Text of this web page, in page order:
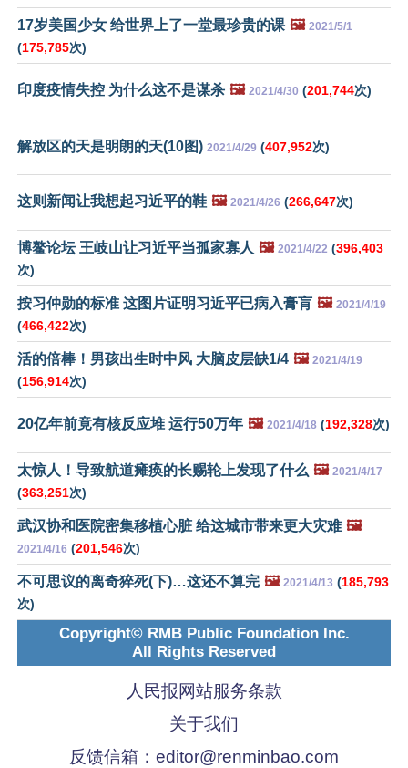
17岁美国少女 给世界上了一堂最珍贵的课 🖼️ 2021/5/1
(175,785次)
印度疫情失控 为什么这不是谋杀 🖼️ 2021/4/30 (201,744次)
解放区的天是明朗的天(10图) 2021/4/29 (407,952次)
这则新闻让我想起习近平的鞋 🖼️ 2021/4/26 (266,647次)
博鳌论坛 王岐山让习近平当孤家寡人 🖼️ 2021/4/22 (396,403
次)
按习仲勋的标准 这图片证明习近平已病入膏肓 🖼️ 2021/4/19
(466,422次)
活的倍棒！男孩出生时中风 大脑皮层缺1/4 🖼️ 2021/4/19
(156,914次)
20亿年前竟有核反应堆 运行50万年 🖼️ 2021/4/18 (192,328次)
太惊人！导致航道瘫痪的长赐轮上发现了什么 🖼️ 2021/4/17
(363,251次)
武汉协和医院密集移植心脏 给这城市带来更大灾难 🖼️
2021/4/16 (201,546次)
不可思议的离奇猝死(下)…这还不算完 🖼️ 2021/4/13 (185,793
次)
Copyright© RMB Public Foundation Inc.
All Rights Reserved
人民报网站服务条款
关于我们
反馈信箱： editor@renminbao.com